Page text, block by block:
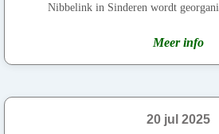
Nibbelink in Sinderen wordt
Meer info
20 jul 2025